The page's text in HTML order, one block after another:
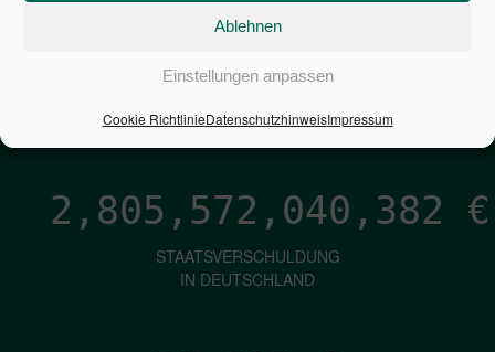
Ablehnen
Einstellungen anpassen
Cookie RichtlinieDatenschutzhinweisImpressum
PRO SEKUNDE
2,805,572,041,652 €
STAATSVERSCHULDUNG
IN DEUTSCHLAND